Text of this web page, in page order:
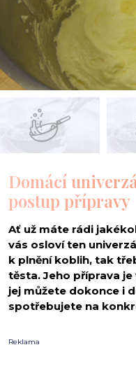
Domácí
postup přípravy
Ať už máte rádi
vás osloví ten
k plnění koblih, tak
těsta. Jeho příprava
jej můžete dokonce i
spotřebujete na
Reklama